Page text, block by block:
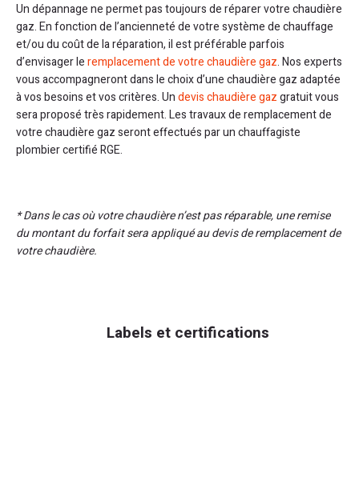
Un dépannage ne permet pas toujours de réparer votre chaudière
gaz. En fonction de l’ancienneté de votre système de chauffage
et/ou du coût de la réparation, il est préférable parfois
d’envisager leremplacement de votre chaudière gaz. Nos experts
vous accompagneront dans le choix d’une chaudière gaz adaptée
à vos besoins et vos critères. Undevis chaudière gazgratuit vous
sera proposé très rapidement. Les travaux de remplacement de
votre chaudière gaz seront effectués par un chauffagiste
plombier certifié RGE.
* Dans le cas où votre chaudière n’est pas réparable, une remise
du montant du forfait sera appliqué au devis de remplacement de
votre chaudière.
Labels et certifications